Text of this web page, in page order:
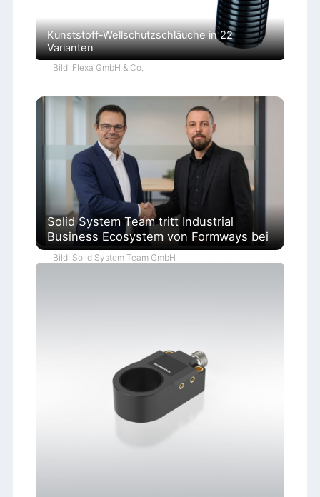
Kunststoff-Wellschutzschläuche in 22
Varianten
Bild: Flexa GmbH & Co.
Solid System Team tritt Industrial
Business Ecosystem von Formways bei
Bild: Solid System Team GmbH